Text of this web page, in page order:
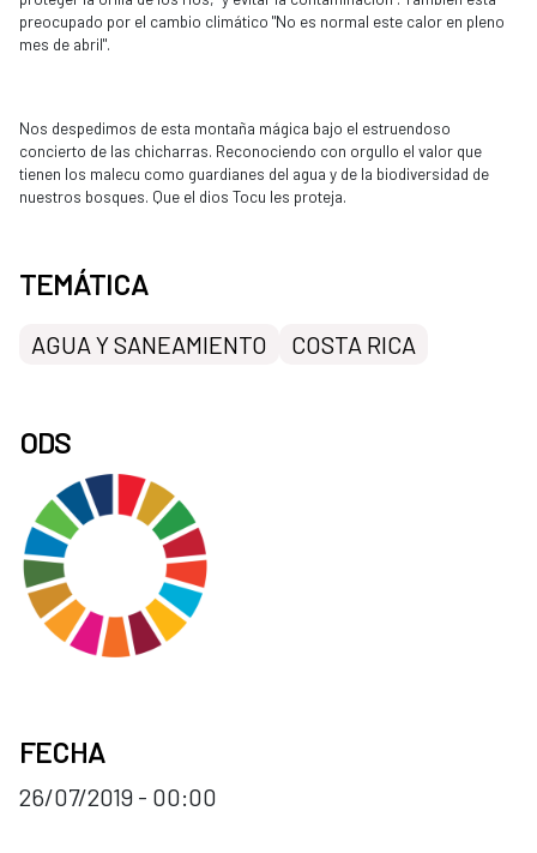
preocupado por el cambio climático "No es normal este calor en pleno
mes de abril".
Nos despedimos de esta montaña mágica bajo el estruendoso
concierto de las chicharras. Reconociendo con orgullo el valor que
tienen los malecu como guardianes del agua y de la biodiversidad de
nuestros bosques. Que el dios Tocu les proteja.
TEMÁTICA
AGUA Y SANEAMIENTO COSTA RICA
ODS
FECHA
26/07/2019 - 00:00